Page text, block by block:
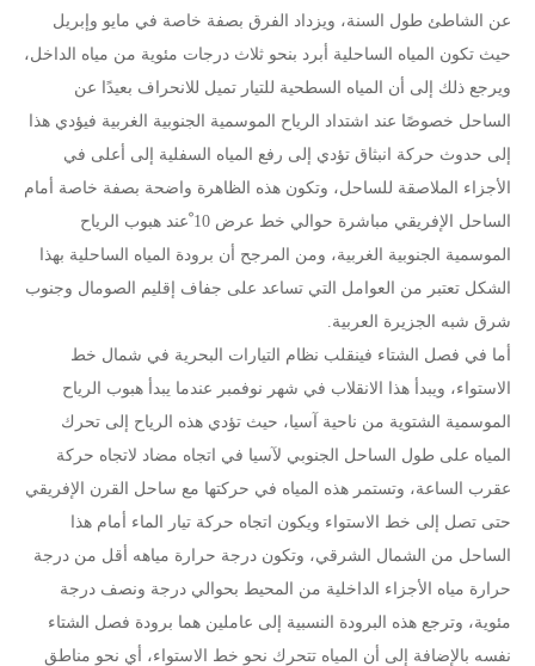
عن الشاطئ طول السنة، ويزداد الفرق بصفة خاصة في مايو وإبريل
حيث تكون المياه الساحلية أبرد بنحو ثلاث درجات مئوية من مياه الداخل،
ويرجع ذلك إلى أن المياه السطحية للتيار تميل للانحراف بعيدًا عن
الساحل خصوصًا عند اشتداد الرياح الموسمية الجنوبية الغربية فيؤدي هذا
إلى حدوث حركة انبثاق تؤدي إلى رفع المياه السفلية إلى أعلى في
الأجزاء الملاصقة للساحل، وتكون هذه الظاهرة واضحة بصفة خاصة أمام
الساحل الإفريقي مباشرة حوالي خط عرض 10 ْعند هبوب الرياح
الموسمية الجنوبية الغربية، ومن المرجح أن برودة المياه الساحلية بهذا
الشكل تعتبر من العوامل التي تساعد على جفاف إقليم الصومال وجنوب
شرق شبه الجزيرة العربية.
أما في فصل الشتاء فينقلب نظام التيارات البحرية في شمال خط
الاستواء، ويبدأ هذا الانقلاب في شهر نوفمبر عندما يبدأ هبوب الرياح
الموسمية الشتوية من ناحية آسيا، حيث تؤدي هذه الرياح إلى تحرك
المياه على طول الساحل الجنوبي لآسيا في اتجاه مضاد لاتجاه حركة
عقرب الساعة، وتستمر هذه المياه في حركتها مع ساحل القرن الإفريقي
حتى تصل إلى خط الاستواء ويكون اتجاه حركة تيار الماء أمام هذا
الساحل من الشمال الشرقي، وتكون درجة حرارة مياهه أقل من درجة
حرارة مياه الأجزاء الداخلية من المحيط بحوالي درجة ونصف درجة
مئوية، وترجع هذه البرودة النسبية إلى عاملين هما برودة فصل الشتاء
نفسه بالإضافة إلى أن المياه تتحرك نحو خط الاستواء، أي نحو مناطق